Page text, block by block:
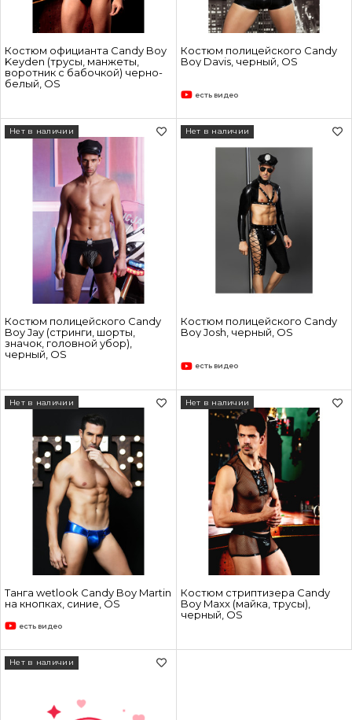
Костюм официанта Candy Boy
Keyden (трусы, манжеты,
воротник с бабочкой) черно-
белый, OS
Костюм полицейского Candy
Boy Davis, черный, OS
есть видео
Костюм полицейского Candy
Boy Jay (стринги, шорты,
значок, головной убор),
черный, OS
Нет в наличии
Костюм полицейского Candy
Boy Josh, черный, OS
Нет в наличии
есть видео
Танга wetlook Candy Boy Martin
на кнопках, синие, OS
Нет в наличии
есть видео
Костюм стриптизера Candy
Boy Maxx (майка, трусы),
черный, OS
Нет в наличии
Нет в наличии